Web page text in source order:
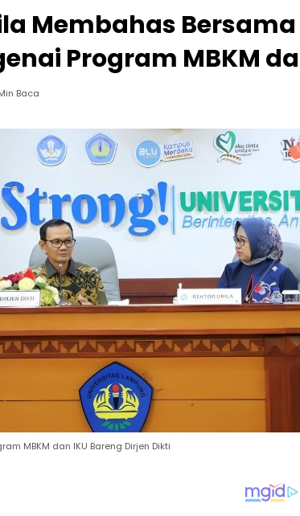
Membahas
Program MBKM
Baca
MBKM dan IKU Bareng Dirjen Dikti